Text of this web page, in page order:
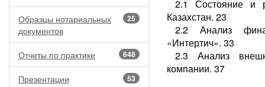
25
Образцы нотариальных
документов
648
Отчеты по практике
53
Презентации
2.1 Состояние и
Казахстан. 23
2.2 Анализ
«Интертич». 33
2.3 Анализ
компании. 37